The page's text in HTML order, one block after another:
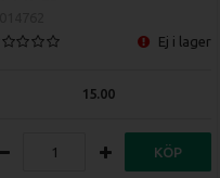
Ej i lager
15.00
KÖP